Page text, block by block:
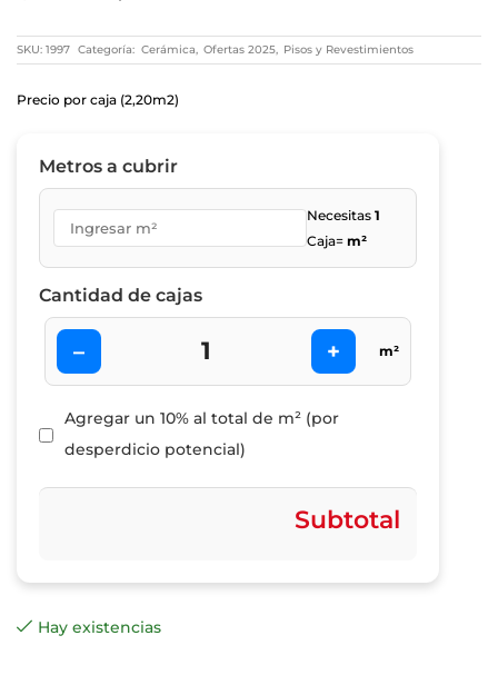
SKU: 1997 Categoría: Cerámica, Ofertas 2025, Pisos y Revestimientos
Precio por caja (2,20m2)
Metros a cubrir
Necesitas1
Caja= m²
Cantidad de cajas
– + m²
Agregar un 10% al total de m² (por
desperdicio potencial)
Subtotal
Hay existencias